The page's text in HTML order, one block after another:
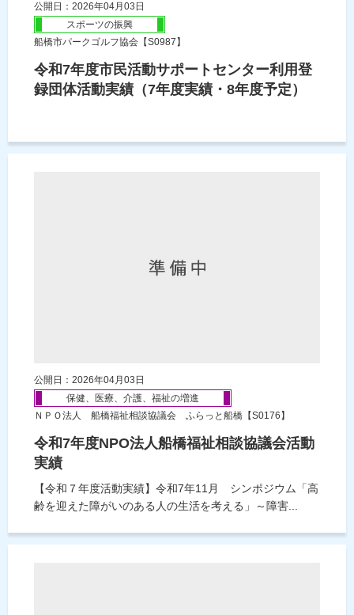
公開日：2026年04月03日
スポーツの振興
船橋市パークゴルフ協会【S0987】
令和7年度市民活動サポートセンター利用登
録団体活動実績（7年度実績・8年度予定）
公開日：2026年04月03日
保健、医療、介護、福祉の増進
ＮＰＯ法人 船橋福祉相談協議会 ふらっと船橋【S0176】
令和7年度NPO法人船橋福祉相談協議会活動
実績
【令和７年度活動実績】令和7年11月 シンポジウム「高
齢を迎えた障がいのある人の生活を考える」～障害...